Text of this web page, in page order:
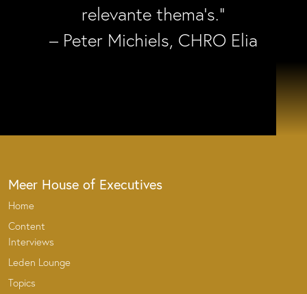
relevante thema’s.”
– Peter Michiels, CHRO Elia
Meer House of Executives
Home
Content
Interviews
Leden Lounge
Topics